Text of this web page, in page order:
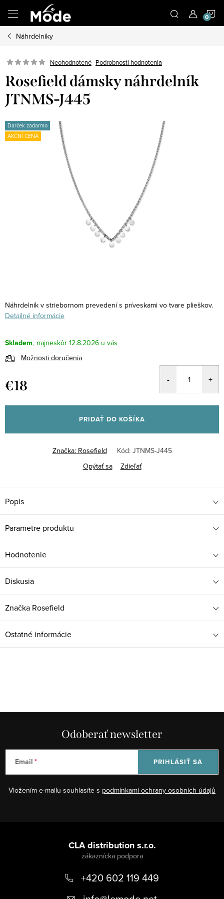
obsah
Náhrdelníky
Neohodnotené Podrobnosti hodnotenia
Rosefield dámsky náhrdelník
JTNMS-J445
Darček zadarmo
AKČNÍ CENA
Náhrdelník v striebornom prevedení s príveskami vo tvare plieškov.
Detailné informácie
Skladem
12.8.2026
Možnosti doručenia
€18
cena:
PRIDAŤ DO KOŠÍKA
Značka: Rosefield Kód: JTNMS-J445
Opýtať sa
Zdieľať
Popis
Parametre produktu
Hodnotenie
Diskusia
Značka Rosefield
Ostatné informácie
Odoberať newsletter
Email
Vložením e-mailu souhlasíte s podmínkami ochrany osobních údajů
PRIHLÁSIŤ SA
CLA distribution s.r.o.
+420 602 119 449